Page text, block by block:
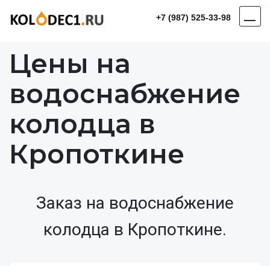
+7 (987) 525-33-98
Цены на
водоснабжение
колодца в
Кропоткине
Заказ на водоснабжение
колодца в Кропоткине.